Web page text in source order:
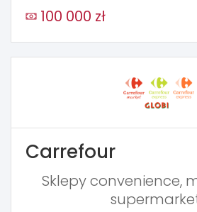
100 000 zł
Carrefour
Sklepy convenience,